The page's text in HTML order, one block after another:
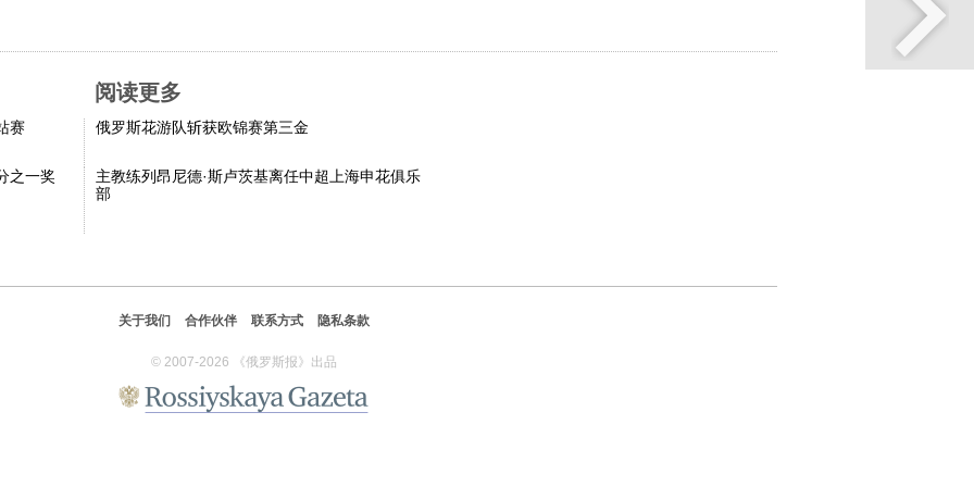
赛
之一奖
阅读更多
俄罗斯花游队斩获欧锦赛第三金
主教练列昂尼德·斯卢茨基离任中超上海申花俱乐
部
关于我们 合作伙伴 联系方式 隐私条款
© 2007-2026 《俄罗斯报》出品